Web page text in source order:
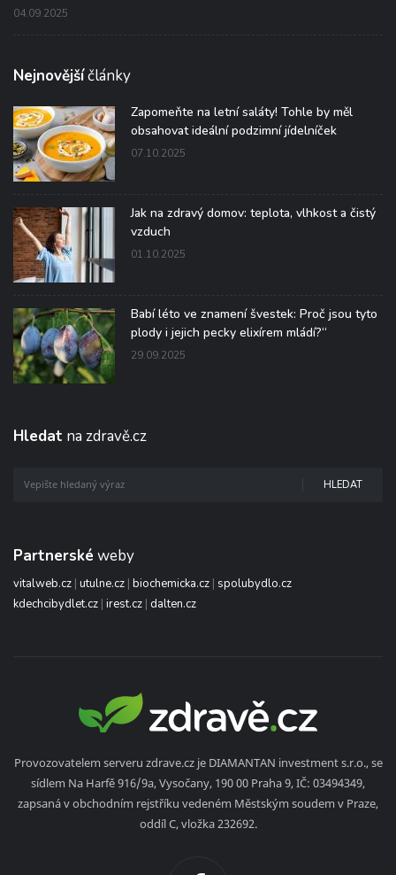
04.09.2025
Nejnovějšíčlánky
Zapomeňte na letní saláty! Tohle by měl
obsahovat ideální podzimní jídelníček
07.10.2025
Jak na zdravý domov: teplota, vlhkost a čistý
vzduch
01.10.2025
Babí léto ve znamení švestek: Proč jsou tyto
plody i jejich pecky elixírem mládí?“
29.09.2025
Hledat na zdravě.cz
HLEDAT
Partnerské weby
vitalweb.cz | utulne.cz | biochemicka.cz | spolubydlo.cz
kdechcibydlet.cz | irest.cz | dalten.cz
Provozovatelem serveru zdrave.cz je DIAMANTAN investment s.r.o., se
sídlem Na Harfě 916/9a, Vysočany, 190 00 Praha 9, IČ: 03494349,
zapsaná v obchodním rejstříku vedeném Městským soudem v Praze,
oddíl C, vložka 232692.